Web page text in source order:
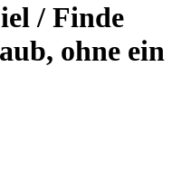
/ Finde
ohne ein